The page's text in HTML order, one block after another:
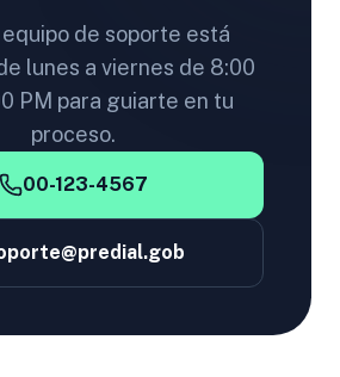
de soporte está
lunes a viernes de 8:00
PM para guiarte en tu
proceso.
00-123-4567